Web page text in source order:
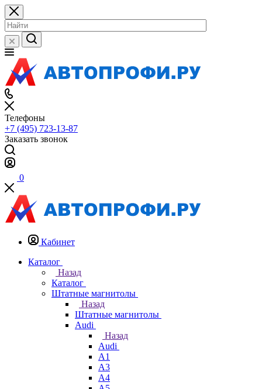
Телефоны
+7 (495) 723-13-87
Заказать звонок
0
Кабинет
Каталог
Назад
Каталог
Штатные магнитолы
Назад
Штатные магнитолы
Audi
Назад
Audi
A1
A3
A4